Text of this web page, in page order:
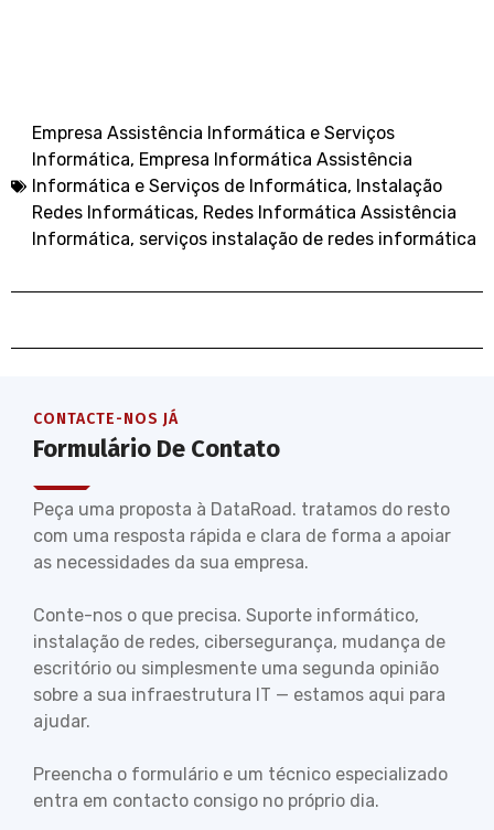
Empresa Assistência Informática e Serviços
Informática, Empresa Informática Assistência
Informática e Serviços de Informática, Instalação
Redes Informáticas, Redes Informática Assistência
Informática, serviços instalação de redes informática
CONTACTE-NOS JÁ
Formulário De Contato
Peça uma proposta à DataRoad. tratamos do resto
com uma resposta rápida e clara de forma a apoiar
as necessidades da sua empresa.
Conte-nos o que precisa. Suporte informático,
instalação de redes, cibersegurança, mudança de
escritório ou simplesmente uma segunda opinião
sobre a sua infraestrutura IT — estamos aqui para
ajudar.
Preencha o formulário e um técnico especializado
entra em contacto consigo no próprio dia.